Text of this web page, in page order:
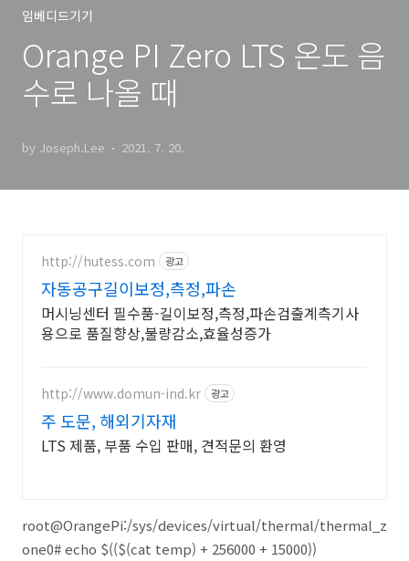
임베디드기기
Orange PI Zero LTS 온도 음
수로 나올 때
by Joseph.Lee 2021. 7. 20.
http://hutess.com 광고
자동공구길이보정,측정,파손
머시닝센터 필수품-길이보정,측정,파손검출계측기사
용으로 품질향상,불량감소,효율성증가
http://www.domun-ind.kr 광고
주 도문, 해외기자재
LTS 제품, 부품 수입 판매, 견적문의 환영
root@OrangePi:/sys/devices/virtual/thermal/thermal_z
one0# echo $(($(cat temp) + 256000 + 15000))